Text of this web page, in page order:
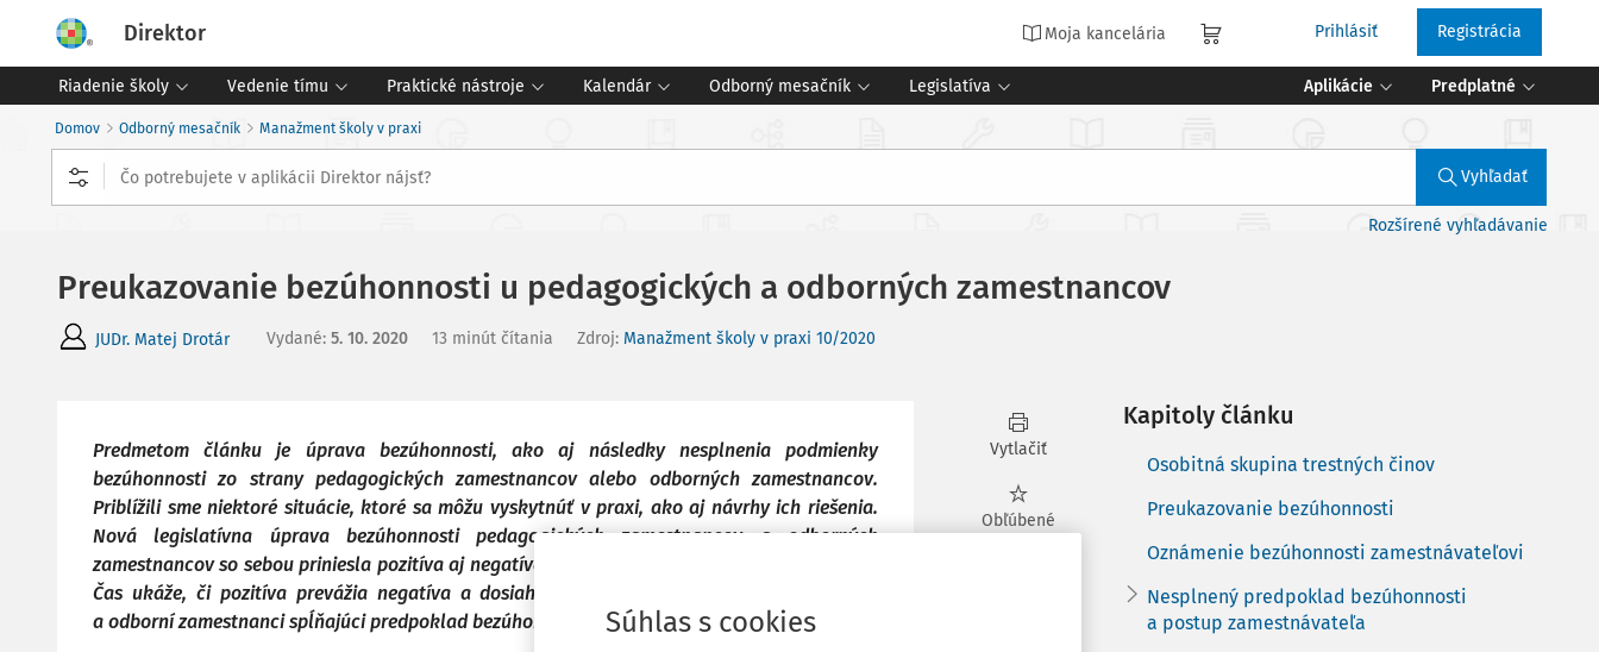
Direktor Moja kancelária Prihlásiť Registrácia
Riadenie školy Vedenie tímu Praktické nástroje Kalendár Odborný mesačník Legislatíva Aplikácie Predplatné
Domov Odborný mesačník Manažment školy v praxi
Vyhľadať
Rozšírené vyhľadávanie
Preukazovanie bezúhonnosti u pedagogických a odborných zamestnancov
JUDr. Matej Drotár Vydané: 5. 10. 2020 13 minút čítania Zdroj: Manažment školy v praxi 10/2020
Predmetom článku je úprava bezúhonnosti, ako aj následky nesplnenia podmienky
bezúhonnosti zo strany pedagogických zamestnancov alebo odborných zamestnancov.
Priblížili sme niektoré situácie, ktoré sa môžu vyskytnúť v praxi, ako aj návrhy ich riešenia.
Nová legislatívna úprava bezúhonnosti pedagogických zamestnancov a odborných
zamestnancov so sebou priniesla pozitíva aj negatíva, na ktoré poukazujeme v ďalšom texte.
Čas ukáže, či pozitíva prevážia negatíva a dosiahne sa stanovený cieľ, t. j. pedagogickí
a odborní zamestnanci spĺňajúci predpoklad bezúhonnosti.
Vytlačiť
Obľúbené
Kapitoly článku
Osobitná skupina trestných činov
Preukazovanie bezúhonnosti
Oznámenie bezúhonnosti zamestnávateľovi
Nesplnený predpoklad bezúhonnosti
a postup zamestnávateľa
Súhlas s cookies